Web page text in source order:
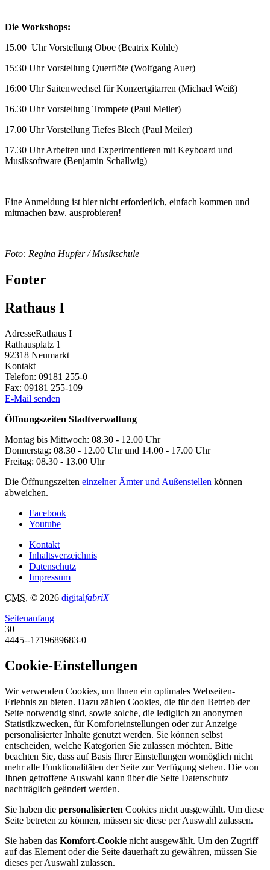
Die Workshops:
15.00 Uhr Vorstellung Oboe (Beatrix Köhle)
15:30 Uhr Vorstellung Querflöte (Wolfgang Auer)
16:00 Uhr Saitenwechsel für Konzertgitarren (Michael Weiß)
16.30 Uhr Vorstellung Trompete (Paul Meiler)
17.00 Uhr Vorstellung Tiefes Blech (Paul Meiler)
17.30 Uhr Arbeiten und Experimentieren mit Keyboard und
Musiksoftware (Benjamin Schallwig)
Eine Anmeldung ist hier nicht erforderlich, einfach kommen und
mitmachen bzw. ausprobieren!
Foto: Regina Hupfer / Musikschule
Footer
Rathaus I
AdresseRathaus I
Rathausplatz 1
92318 Neumarkt
Kontakt
Telefon: 09181 255-0
Fax: 09181 255-109
E-Mail senden
Öffnungszeiten Stadtverwaltung
Montag bis Mittwoch: 08.30 - 12.00 Uhr
Donnerstag: 08.30 - 12.00 Uhr und 14.00 - 17.00 Uhr
Freitag: 08.30 - 13.00 Uhr
Die Öffnungszeiten einzelner Ämter und Außenstellen können
abweichen.
Facebook
Youtube
Kontakt
Inhaltsverzeichnis
Datenschutz
Impressum
CMS, © 2026 digitalfabriX
Seitenanfang
30
4445--1719689683-0
Cookie-Einstellungen
Wir verwenden Cookies, um Ihnen ein optimales Webseiten-
Erlebnis zu bieten. Dazu zählen Cookies, die für den Betrieb der
Seite notwendig sind, sowie solche, die lediglich zu anonymen
Statistikzwecken, für Komforteinstellungen oder zur Anzeige
personalisierter Inhalte genutzt werden. Sie können selbst
entscheiden, welche Kategorien Sie zulassen möchten. Bitte
beachten Sie, dass auf Basis Ihrer Einstellungen womöglich nicht
mehr alle Funktionalitäten der Seite zur Verfügung stehen. Die von
Ihnen getroffene Auswahl kann über die Seite Datenschutz
nachträglich geändert werden.
Sie haben die personalisierten Cookies nicht ausgewählt. Um diese
Seite betreten zu können, müssen sie diese per Auswahl zulassen.
Sie haben das Komfort-Cookie nicht ausgewählt. Um den Zugriff
auf das Element oder die Seite dauerhaft zu gewähren, müssen Sie
dieses per Auswahl zulassen.